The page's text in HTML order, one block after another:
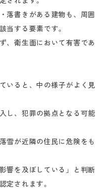
落書きがある建物も、周囲
当する要素です。
、衛生面において有害であ
いると、中の様子がよく見
し、犯罪の拠点となる可能
雪が近隣の住民に危険をも
響を及ぼしている」と判断
定されます。